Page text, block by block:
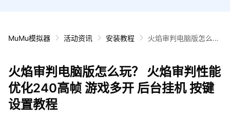
MuMu模拟器 活动资讯 安装教程
火焰审判电脑版怎么
台挂机 按键设置教程
火焰审判电脑版怎么玩？ 火焰审判性能
优化240高帧 游戏多开 后台挂机 按键
设置教程